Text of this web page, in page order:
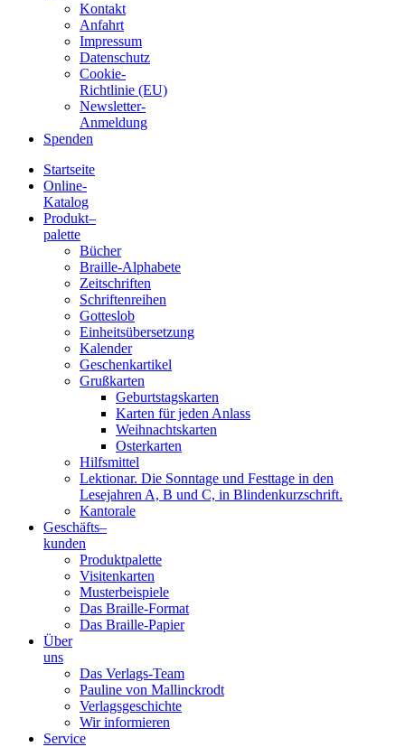
Kontakt
Anfahrt
Impressum
Datenschutz
Cookie-
Richtlinie (EU)
Newsletter-
Anmeldung
Spenden
Blindenschrift-
Verlag
Druckerei
gGmbH
Startseite
Online-
Katalog
Produkt–
palette
Bücher
Braille-Alphabete
Zeitschriften
Schriftenreihen
Gotteslob
Einheitsübersetzung
Kalender
Geschenkartikel
Grußkarten
Geburtstagskarten
Karten für jeden Anlass
Weihnachtskarten
Osterkarten
Hilfsmittel
Lektionar. Die Sonntage und Festtage in den
Lesejahren A, B und C, in Blindenkurzschrift.
Kantorale
Geschäfts­–
kunden
Produktpalette
Visitenkarten
Musterbeispiele
Das Braille-Format
Das Braille-Papier
Über
uns
Das Verlags-Team
Pauline von Mallinckrodt
Verlagsgeschichte
Wir informieren
Service